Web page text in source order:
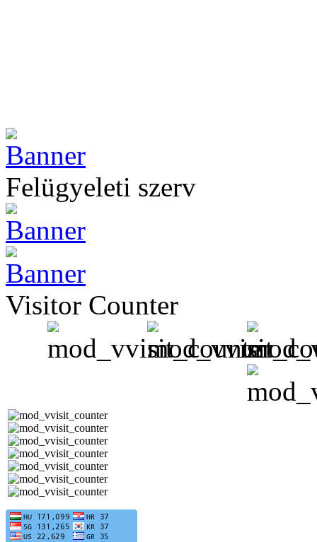
Felügyeleti szerv
Visitor Counter